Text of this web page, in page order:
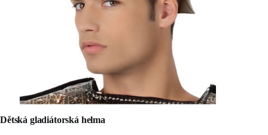
Dětská gladiátorská helma